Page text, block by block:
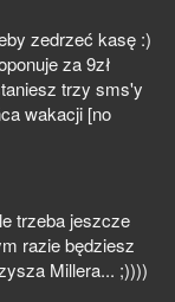
zedrzeć kasę :)
za 9zł
trzy sms'y
wakacji [no
trzeba jeszcze
razie będziesz
Millera... ;))))